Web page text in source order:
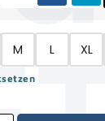
M L XL